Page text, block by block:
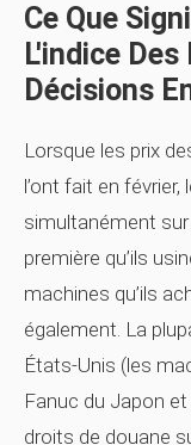
Ce Que
L'indice
Décisions
Lorsque les prix
l’ont fait en
simultanément
première qu’ils
machines qu’ils
également. La
États-Unis (les
Fanuc du Japon
droits de douane